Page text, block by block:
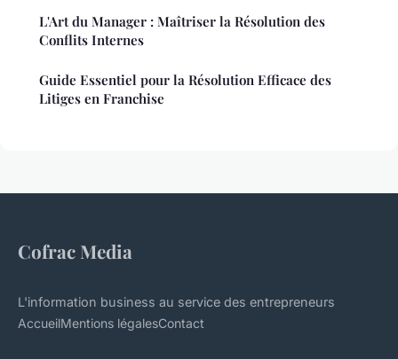
L'Art du Manager : Maîtriser la Résolution des
Conflits Internes
Guide Essentiel pour la Résolution Efficace des
Litiges en Franchise
Cofrac Media
L'information business au service des entrepreneurs
AccueilMentions légalesContact